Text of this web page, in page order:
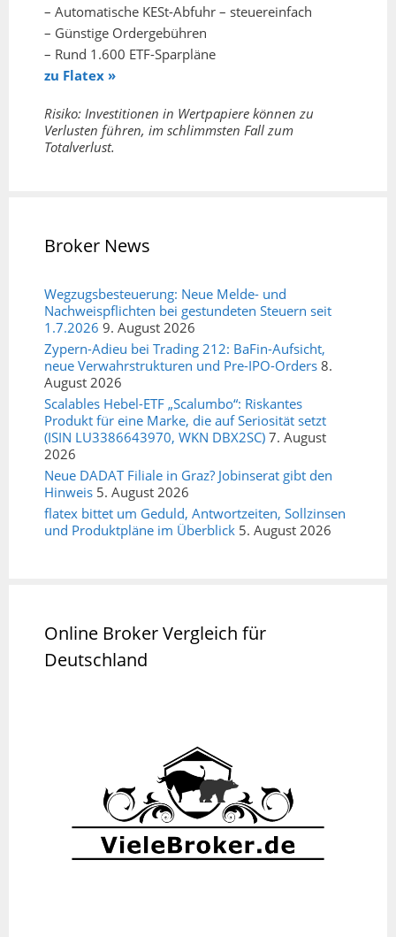
– Automatische KESt-Abfuhr – steuereinfach
– Günstige Ordergebühren
– Rund 1.600 ETF-Sparpläne
zu Flatex »
Risiko: Investitionen in Wertpapiere können zu
Verlusten führen, im schlimmsten Fall zum
Totalverlust.
Broker News
Wegzugsbesteuerung: Neue Melde- und
Nachweispflichten bei gestundeten Steuern seit
1.7.2026 9. August 2026
Zypern-Adieu bei Trading 212: BaFin-Aufsicht,
neue Verwahrstrukturen und Pre-IPO-Orders 8.
August 2026
Scalables Hebel-ETF „Scalumbo“: Riskantes
Produkt für eine Marke, die auf Seriosität setzt
(ISIN LU3386643970, WKN DBX2SC) 7. August
2026
Neue DADAT Filiale in Graz? Jobinserat gibt den
Hinweis 5. August 2026
flatex bittet um Geduld, Antwortzeiten, Sollzinsen
und Produktpläne im Überblick 5. August 2026
Online Broker Vergleich für
Deutschland